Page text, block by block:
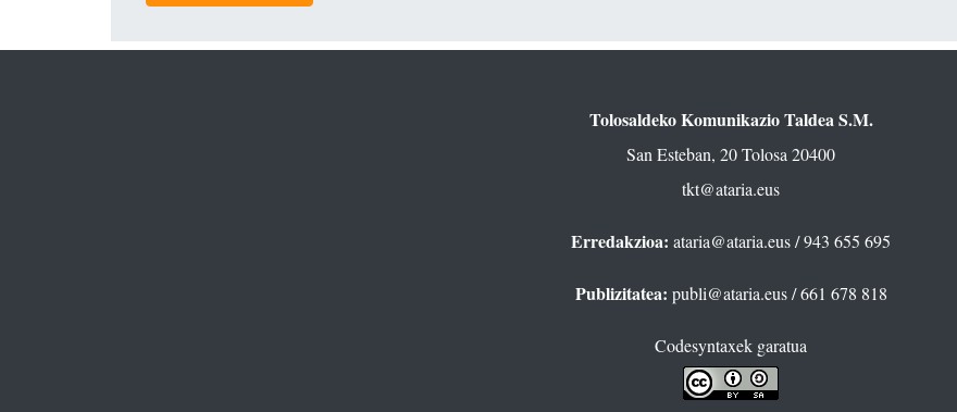
Tolosaldeko Komunikazio Taldea S.M.
San Esteban, 20 Tolosa 20400
tkt@ataria.eus
Erredakzioa: ataria@ataria.eus/ 943 655 695
Publizitatea: publi@ataria.eus/ 661 678 818
Codesyntaxek garatua